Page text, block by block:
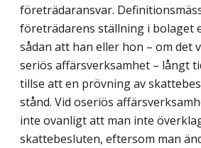
företrädaransvar.
företrädarens ställning i bolaget
sådan att han eller hon – om det
seriös affärsverksamhet – långt
tillse att en prövning av
stånd. Vid oseriös
inte ovanligt att man inte
skattebesluten, eftersom man